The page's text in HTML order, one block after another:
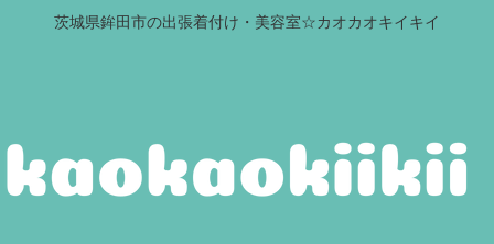
茨城県鉾田市の出張着付け・美容室☆カオカオキイキイ